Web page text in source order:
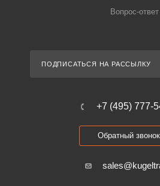
Вопрос-ответ
ПОДПИСАТЬСЯ НА РАССЫЛКУ
+7 (495) 777-
Обратный звонок